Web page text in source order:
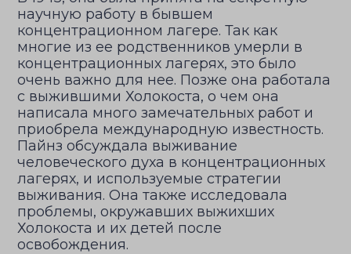
научную работу в бывшем
концентрационном лагере. Так как
многие из ее родственников умерли в
концентрационных лагерях, это было
очень важно для нее. Позже она работала
с выжившими Холокоста, о чем она
написала много замечательных работ и
приобрела международную известность.
Пайнз обсуждала выживание
человеческого духа в концентрационных
лагерях, и используемые стратегии
выживания. Она также исследовала
проблемы, окружавших выжихших
Холокоста и их детей после
освобождения.